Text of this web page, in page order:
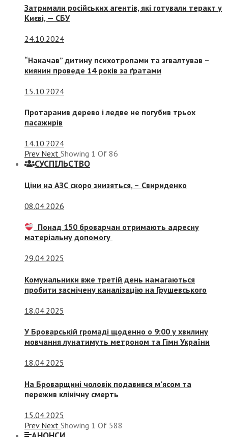
Затримали російських агентів, які готували теракт у
Києві, — СБУ
24.10.2024
“Накачав” дитину психотропами та згвалтував –
киянин проведе 14 років за ґратами
15.10.2024
Протаранив дерево і ледве не погубив трьох
пасажирів
14.10.2024
Prev Next Showing 1 Of 86
СУСПIЛЬСТВО
Ціни на АЗС скоро знизяться, – Свириденко
08.04.2026
Понад 150 броварчан отримають адресну
матеріальну допомогу
29.04.2025
Комунальники вже третій день намагаються
пробити засмічену каналізацію на Грушевського
18.04.2025
У Броварській громаді щоденно о 9:00 у хвилину
мовчання лунатимуть метроном та Гімн України
18.04.2025
На Броварщині чоловік подавився м’ясом та
пережив клінічну смерть
15.04.2025
Prev Next Showing 1 Of 588